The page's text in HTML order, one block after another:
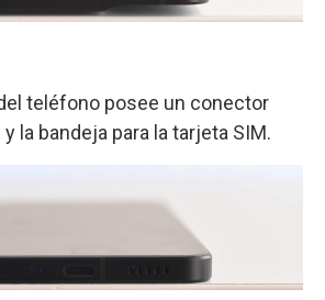
teléfono posee un conector
y la bandeja para la tarjeta SIM.